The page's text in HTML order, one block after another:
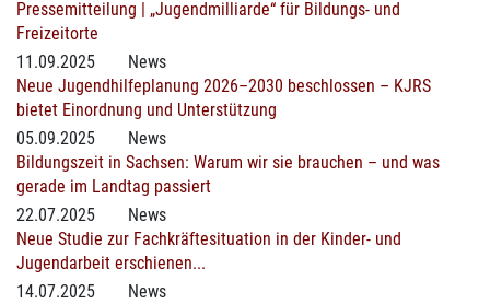
Pressemitteilung | „Jugendmilliarde“ für Bildungs- und
Freizeitorte
11.09.2025
News
Neue Jugendhilfeplanung 2026–2030 beschlossen – KJRS
bietet Einordnung und Unterstützung
05.09.2025
News
Bildungszeit in Sachsen: Warum wir sie brauchen – und was
gerade im Landtag passiert
22.07.2025
News
Neue Studie zur Fachkräftesituation in der Kinder- und
Jugendarbeit erschienen...
14.07.2025
News